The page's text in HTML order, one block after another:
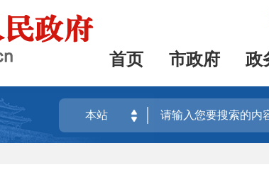
首页 市政府 政
本站